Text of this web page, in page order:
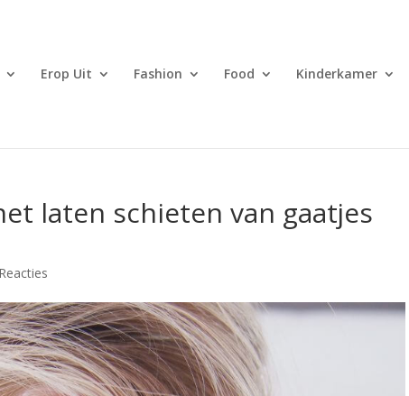
Erop Uit Fashion Food Kinderkamer
laten schieten van gaatjes